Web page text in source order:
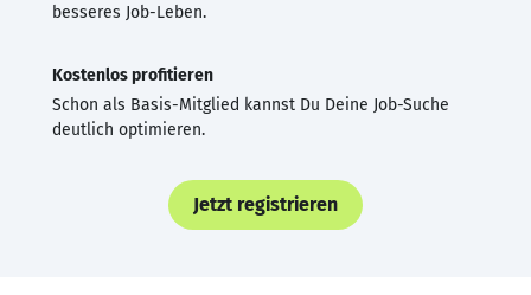
besseres Job-Leben.
Kostenlos profitieren
Schon als Basis-Mitglied kannst Du Deine Job-Suche
deutlich optimieren.
Jetzt registrieren